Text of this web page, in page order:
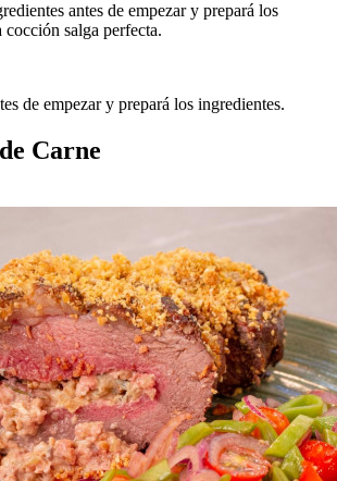
antes de empezar y prepará los
salga perfecta.
de empezar y prepará los ingredientes.
Carne